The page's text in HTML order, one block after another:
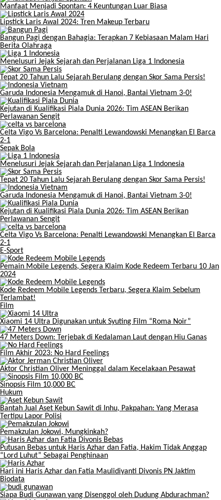
Manfaat Menjadi Spontan: 4 Keuntungan Luar Biasa
Lipstick Laris Awal 2024: Tren Makeup Terbaru
Bangun Pagi dengan Bahagia: Terapkan 7 Kebiasaan Malam Hari
Berita Olahraga
Menelusuri Jejak Sejarah dan Perjalanan Liga 1 Indonesia
Tepat 20 Tahun Lalu Sejarah Berulang dengan Skor Sama Persis!
Garuda Indonesia Mengamuk di Hanoi, Bantai Vietnam 3-0!
Kejutan di Kualifikasi Piala Dunia 2026: Tim ASEAN Berikan
Perlawanan Sengit
Celta Vigo Vs Barcelona: Penalti Lewandowski Menangkan El Barca
2-1
Sepak Bola
Menelusuri Jejak Sejarah dan Perjalanan Liga 1 Indonesia
Tepat 20 Tahun Lalu Sejarah Berulang dengan Skor Sama Persis!
Garuda Indonesia Mengamuk di Hanoi, Bantai Vietnam 3-0!
Kejutan di Kualifikasi Piala Dunia 2026: Tim ASEAN Berikan
Perlawanan Sengit
Celta Vigo Vs Barcelona: Penalti Lewandowski Menangkan El Barca
2-1
E-Sport
Pemain Mobile Legends, Segera Klaim Kode Redeem Terbaru 10 Jan
2024
Kode Redeem Mobile Legends Terbaru, Segera Klaim Sebelum
Terlambat!
Film
Xiaomi 14 Ultra Digunakan untuk Syuting Film “Roma Noir”
47 Meters Down: Terjebak di Kedalaman Laut dengan Hiu Ganas
Film Akhir 2023: No Hard Feelings
Aktor Christian Oliver Meninggal dalam Kecelakaan Pesawat
Sinopsis Film 10,000 BC
Hukum
Bantah Jual Aset Kebun Sawit di Inhu, Pakpahan: Yang Merasa
Tertipu Lapor Polisi
Pemakzulan Jokowi, Mungkinkah?
Putusan Bebas untuk Haris Azhar dan Fatia, Hakim Tidak Anggap
“Lord Luhut” Sebagai Penghinaan
Hari ini Haris Azhar dan Fatia Maulidiyanti Divonis PN Jaktim
Biodata
Siapa Budi Gunawan yang Disenggol oleh Dudung Abdurachman?